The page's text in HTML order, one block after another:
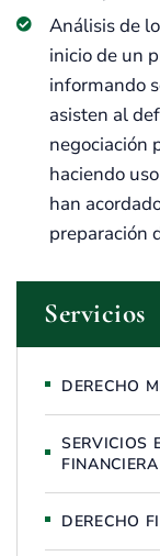
Análisis de
inicio de un
informando
asisten al
negociación
haciendo
han
preparación
Servicios
DERECHO
SERVICIOS
FINANCIERA
DERECHO